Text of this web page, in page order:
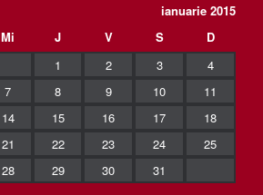
ianuarie 2015
Mi J V S
D
1
2 3
4
7 8 9 10
11
14 15 16 17
18
21 22 23 24
25
28 29 30
31